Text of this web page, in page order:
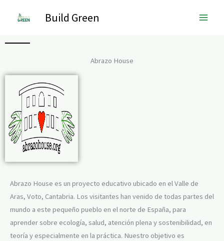
Build Green
Abrazo House
Abrazo House es un proyecto educativo ubicado en el Valle de
Aras, Voto, Cantabria. Los visitantes han venido de todas partes del
mundo a este pequeño pueblo en el norte de España, para
aprender sobre ecología, salud, atención plena y sostenibilidad, en
teoría y especialmente en la práctica. Nuestro objetivo es